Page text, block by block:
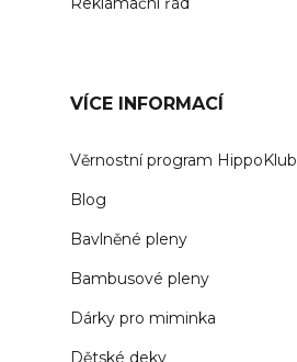
VÍCE INFORMACÍ
Věrnostní program HippoKlub
Blog
Bavlněné pleny
Bambusové pleny
Dárky pro miminka
Dětské deky